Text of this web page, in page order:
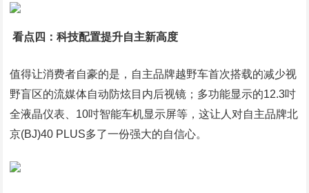
看点四：科技配置提升自主新高度
值得让消费者自豪的是，自主品牌越野车首次搭载的减少视
野盲区的流媒体自动防炫目内后视镜；多功能显示的12.3吋
全液晶仪表、10吋智能车机显示屏等，这让人对自主品牌北
京(BJ)40 PLUS多了一份强大的自信心。